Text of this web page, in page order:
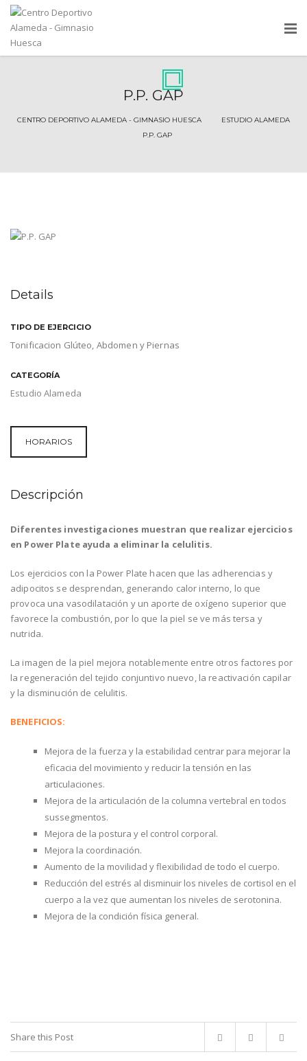
P.P. GAP
CENTRO DEPORTIVO ALAMEDA - GIMNASIO HUESCA ESTUDIO ALAMEDA
Details
TIPO DE EJERCICIO
Tonificacion Glúteo, Abdomen y Piernas
CATEGORÍA
Estudio Alameda
HORARIOS
Descripción
Diferentes investigaciones muestran que realizar ejercicios
en Power Plate ayuda a eliminar la celulitis.
Los ejercicios con la Power Plate hacen que las adherencias y
adipocitos se desprendan, generando calor interno, lo que
provoca una vasodilatación y un aporte de oxígeno superior que
favorece la combustión, por lo que la piel se ve más tersa y
nutrida.
La imagen de la piel mejora notablemente entre otros factores por
la regeneración del tejido conjuntivo nuevo, la reactivación capilar
y la disminución de celulitis.
BENEFICIOS:
Mejora de la fuerza y la estabilidad centrar para mejorar la
eficacia del movimiento y reducir la tensión en las
articulaciones.
Mejora de la articulación de la columna vertebral en todos
sussegmentos.
Mejora de la postura y el control corporal.
Mejora la coordinación.
Aumento de la movilidad y flexibilidad de todo el cuerpo.
Reducción del estrés al disminuir los niveles de cortisol en el
cuerpo a la vez que aumentan los niveles de serotonina.
Mejora de la condición física general.
Share this Post